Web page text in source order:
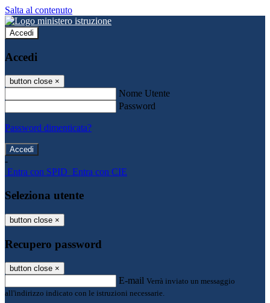
Salta al contenuto
Accedi
Accedi
button close ×
Nome Utente
Password
Password dimenticata?
-
Entra con SPID Entra con CIE
Seleziona utente
button close ×
Recupero password
button close ×
E-mail Verrà inviato un messaggio
all'indirizzo indicato con le istruzioni necessarie.